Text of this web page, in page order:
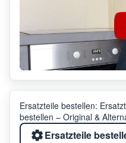
Ersatzteile bestellen:
bestellen – Original &
Ersatzteile